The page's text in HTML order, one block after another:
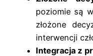
poziomie są
złożone
interwencji
Integracja z